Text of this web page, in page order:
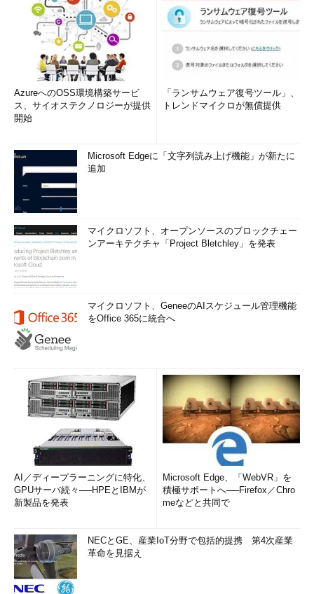
AzureへのOSS環境構築サービ
ス、サイオステクノロジーが提供
開始
「ランサムウェア復号ツール」、
トレンドマイクロが無償提供
Microsoft Edgeに「文字列読み上げ機能」が新たに
追加
マイクロソフト、オープンソースのブロックチェー
ンアーキテクチャ「Project Bletchley」を発表
マイクロソフト、GeneeのAIスケジュール管理機能
をOffice 365に統合へ
AI／ディープラーニングに特化、
GPUサーバ続々──HPEとIBMが
新製品を発表
Microsoft Edge、「WebVR」を
積極サポートへ──Firefox／Chro
meなどと共同で
NECとGE、産業IoT分野で包括的提携 第4次産業
革命を見据え